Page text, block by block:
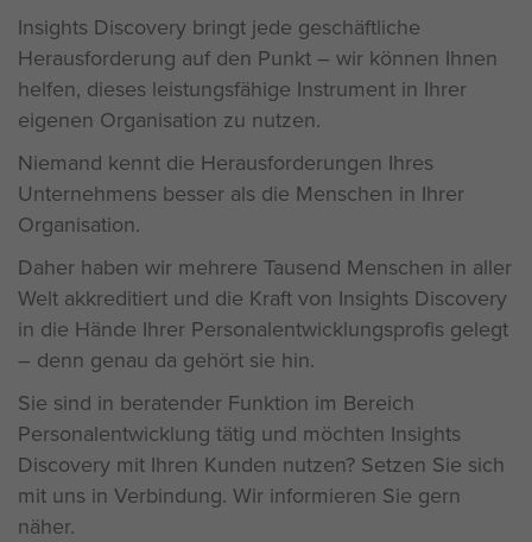
Insights Discovery bringt jede geschäftliche
Herausforderung auf den Punkt – wir können Ihnen
helfen, dieses leistungsfähige Instrument in Ihrer
eigenen Organisation zu nutzen.
Niemand kennt die Herausforderungen Ihres
Unternehmens besser als die Menschen in Ihrer
Organisation.
Daher haben wir mehrere Tausend Menschen in aller
Welt akkreditiert und die Kraft von Insights Discovery
in die Hände Ihrer Personalentwicklungsprofis gelegt
– denn genau da gehört sie hin.
Sie sind in beratender Funktion im Bereich
Personalentwicklung tätig und möchten Insights
Discovery mit Ihren Kunden nutzen? Setzen Sie sich
mit uns in Verbindung. Wir informieren Sie gern
näher.